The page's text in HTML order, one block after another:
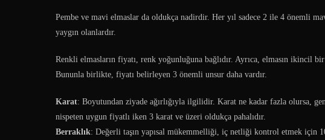
Pembe ve mavi elmaslar da oldukça nadirdir. Her yıl sadece 2 ile 4 önemli
yaygın olanlardır.
Renkli elmasların fiyatı, renk yoğunluğuna bağlıdır. Ayrıca, elmasın ikincil
Bununla birlikte, fiyatı belirleyen 3 önemli unsur daha vardır.
Karat: Boyutundan ziyade ağırlığıyla ilgilidir. Karat ne kadar fazla olursa,
nispeten uygun fiyatlı iken 3 karat ve üzeri oldukça pahalıdır.
Berraklık: Değerli taşın yapısal mükemmelliği, iç netliği kontrol etmek için